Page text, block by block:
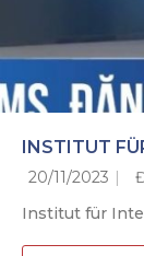
INSTITUT
20/11/2023
Institut für